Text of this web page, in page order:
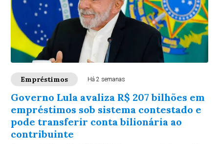
Empréstimos Há 2 semanas
Governo Lula avaliza R$ 207 bilhões em
empréstimos sob sistema contestado e
pode transferir conta bilionária ao
contribuinte